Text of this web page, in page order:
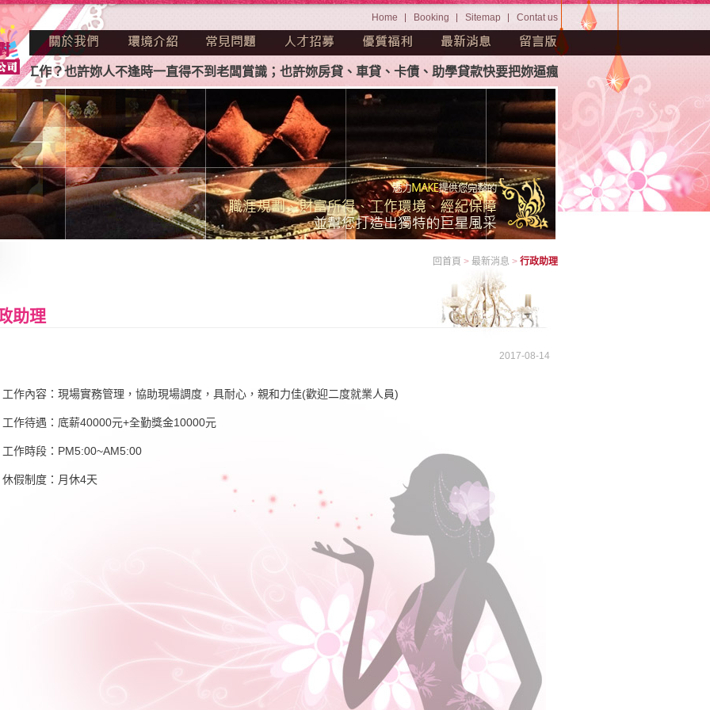
Home Booking Sitemap Contat us
作？也許妳人不逢時一直得不到老闆賞識；也許妳房貸、車貸、卡債、助學貸款快要把妳逼瘋。茫茫人海中如何挑選屬
回首頁 > 最新消息 > 行政助理
助理
2017-08-14
工作內容：現場實務管理，協助現場調度，具耐心，親和力佳(歡迎二度就業人員)
工作待遇：底薪40000元+全勤獎金10000元
工作時段：PM5:00~AM5:00
休假制度：月休4天